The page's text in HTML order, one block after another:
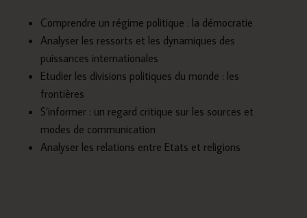
Comprendre un régime politique : la démocratie
Analyser les ressorts et les dynamiques des
puissances internationales
Etudier les divisions politiques du monde : les
frontières
S’informer : un regard critique sur les sources et
modes de communication
Analyser les relations entre Etats et religions